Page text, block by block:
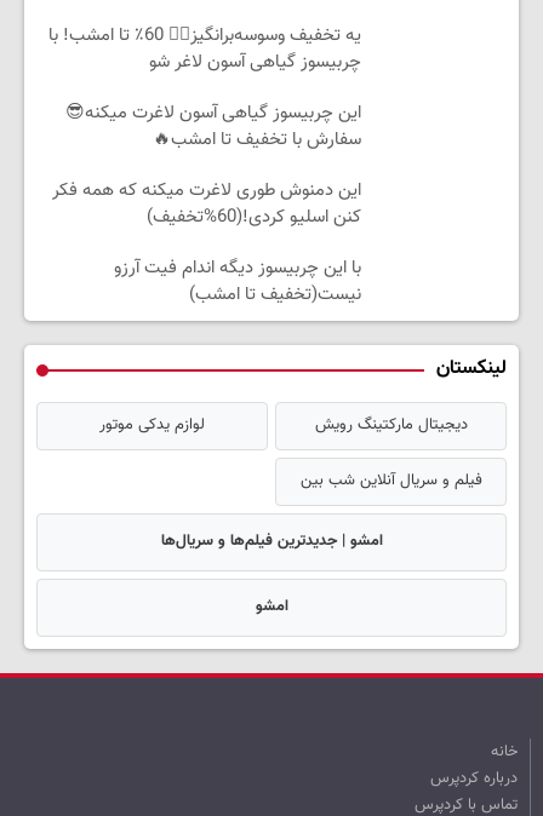
یه تخفیف وسوسه‌برانگیز👈🏻 60٪ تا امشب! با
چربیسوز گیاهی آسون لاغر شو
این چربیسوز گیاهی آسون لاغرت میکنه😎
سفارش با تخفیف تا امشب🔥
این دمنوش طوری لاغرت میکنه که همه فکر
کنن اسلیو کردی!(60%تخفیف)
با این چربیسوز دیگه اندام فیت آرزو
نیست(تخفیف تا امشب)
لینکستان
دیجیتال مارکتینگ رویش لوازم یدکی موتور
فیلم و سریال آنلاین شب بین
امشو | جدیدترین فیلم‌ها و سریال‌ها
امشو
خانه
درباره کردپرس
تماس با کردپرس